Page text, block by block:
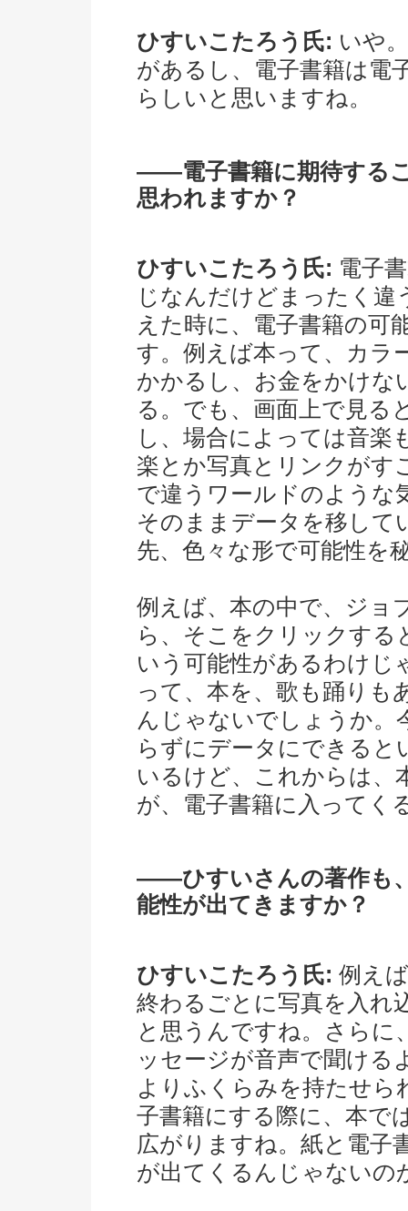
ひすいこたろう氏: いや
があるし、電子書籍は電
らしいと思いますね。
――電子書籍に期待する
思われますか？
ひすいこたろう氏: 電子
じなんだけどまったく
えた時に、電子書籍の可
す。例えば本って、カラ
かかるし、お金をかけな
る。でも、画面上で見る
し、場合によっては音楽
楽とか写真とリンクがす
で違うワールドのような
そのままデータを移して
先、色々な形で可能性を
例えば、本の中で、ジョ
ら、そこをクリックする
いう可能性があるわけじ
って、本を、歌も踊りも
んじゃないでしょうか。
らずにデータにできる
いるけど、これからは、
が、電子書籍に入ってく
――ひすいさんの著作も
能性が出てきますか？
ひすいこたろう氏: 例え
終わるごとに写真を入れ
と思うんですね。さらに
ッセージが音声で聞ける
よりふくらみを持たせら
子書籍にする際に、本で
広がりますね。紙と電子
が出てくるんじゃないの